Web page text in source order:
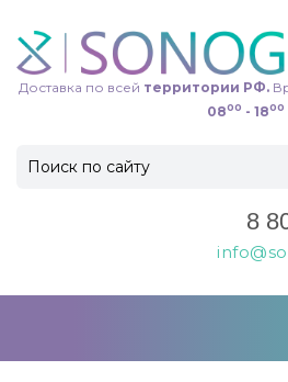
Доставка по всей территории РФ.
0800 - 1800
8